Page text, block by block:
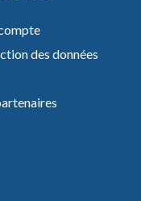
des données